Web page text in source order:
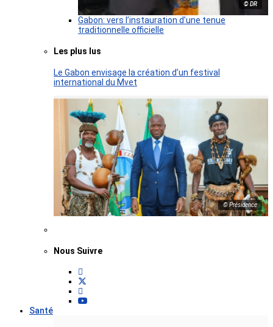
© DR
Gabon: vers l’instauration d’une tenue
traditionnelle officielle
Les plus lus
Le Gabon envisage la création d’un festival
international du Mvet
© Présidence
Nous Suivre
Santé